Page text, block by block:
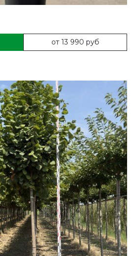
от 13 990 руб